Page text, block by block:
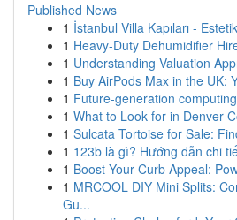
Published News
1 İstanbul Villa Kapıları -
1 Heavy-Duty Dehumidifier
1 Understanding Valuation
1 Buy AirPods Max in the UK:
1 Future-generation
1 What to Look for in Denver
1 Sulcata Tortoise for Sale:
1 123b là gì? Hướng dẫn chi
1 Boost Your Curb Appeal:
1 MRCOOL DIY Mini Splits:
Gu...